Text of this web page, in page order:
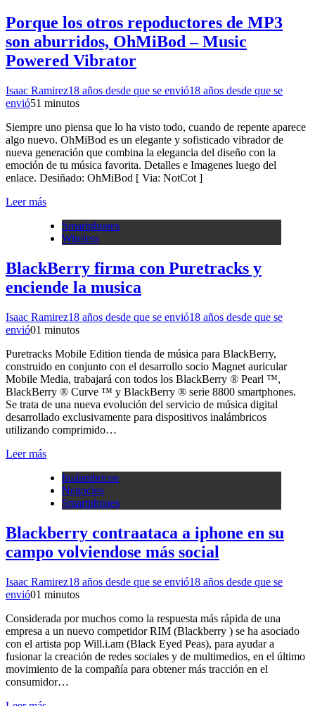
Porque los otros repoductores de MP3
son aburridos, OhMiBod – Music
Powered Vibrator
Isaac Ramirez18 años desde que se envió18 años desde que se
envió51 minutos
Siempre uno piensa que lo ha visto todo, cuando de repente aparece
algo nuevo. OhMiBod es un elegante y sofisticado vibrador de
nueva generación que combina la elegancia del diseño con la
emoción de tu música favorita. Detalles e Imagenes luego del
enlace. Desiñado: OhMiBod [ Via: NotCot ]
Leer más
Smartphones
Wireless
BlackBerry firma con Puretracks y
enciende la musica
Isaac Ramirez18 años desde que se envió18 años desde que se
envió01 minutos
Puretracks Mobile Edition tienda de música para BlackBerry,
construido en conjunto con el desarrollo socio Magnet auricular
Mobile Media, trabajará con todos los BlackBerry ® Pearl ™,
BlackBerry ® Curve ™ y BlackBerry ® serie 8800 smartphones.
Se trata de una nueva evolución del servicio de música digital
desarrollado exclusivamente para dispositivos inalámbricos
utilizando comprimido…
Leer más
Inalambricos
Negocios
Smartphones
Blackberry contraataca a iphone en su
campo volviendose más social
Isaac Ramirez18 años desde que se envió18 años desde que se
envió01 minutos
Considerada por muchos como la respuesta más rápida de una
empresa a un nuevo competidor RIM (Blackberry ) se ha asociado
con el artista pop Will.i.am (Black Eyed Peas), para ayudar a
fusionar la creación de redes sociales y de multimedios, en el último
movimiento de la compañía para obtener más tracción en el
consumidor…